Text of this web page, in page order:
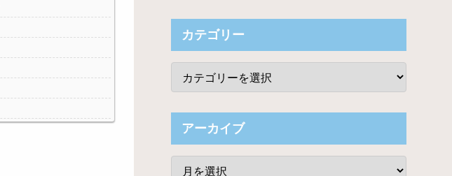
カテゴリー
アーカイブ